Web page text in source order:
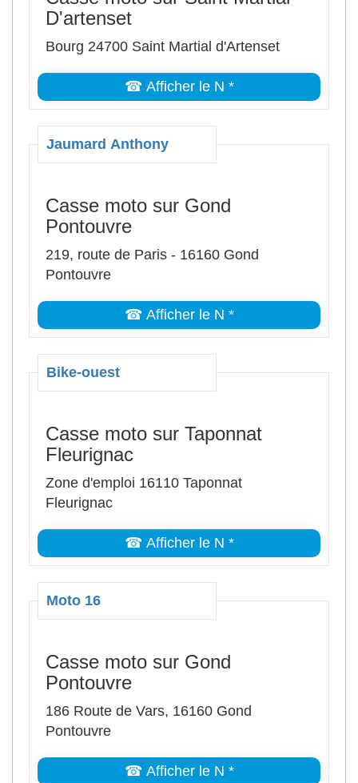
D'artenset
Bourg 24700 Saint Martial d'Artenset
☎ Afficher le N *
Jaumard Anthony
Casse moto sur Gond
Pontouvre
219, route de Paris - 16160 Gond
Pontouvre
☎ Afficher le N *
Bike-ouest
Casse moto sur Taponnat
Fleurignac
Zone d'emploi 16110 Taponnat
Fleurignac
☎ Afficher le N *
Moto 16
Casse moto sur Gond
Pontouvre
186 Route de Vars, 16160 Gond
Pontouvre
☎ Afficher le N *